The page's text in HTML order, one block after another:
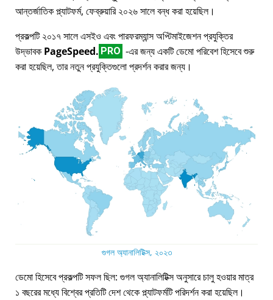
আন্তর্জাতিক প্ল্যাটফর্ম, ফেব্রুয়ারি ২০২৬ সালে বন্ধ করা হয়েছিল।
প্রকল্পটি ২০১৭ সালে এসইও এবং পারফরম্যান্স অপ্টিমাইজেশন প্রযুক্তির
উদ্ভাবক PageSpeed. PRO -এর জন্য একটি ডেমো পরিবেশ হিসেবে শুরু
করা হয়েছিল, তার নতুন প্রযুক্তিগুলো প্রদর্শন করার জন্য।
গুগল অ্যানালিটিক্স, ২০২৩
ডেমো হিসেবে প্রকল্পটি সফল ছিল: গুগল অ্যানালিটিক্স অনুসারে চালু হওয়ার মাত্র
১ বছরের মধ্যে বিশ্বের প্রতিটি দেশ থেকে প্ল্যাটফর্মটি পরিদর্শন করা হয়েছিল।